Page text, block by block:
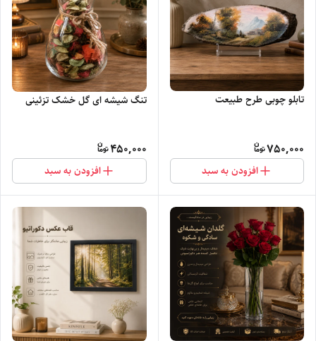
تابلو چوبی طرح طبیعت
750,000
افزودن به سبد
تنگ شیشه ای گل خشک تزئینی
450,000
افزودن به سبد